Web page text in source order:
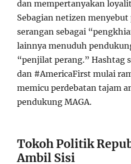
dan mempertanyakan
Sebagian netizen
serangan sebagai
lainnya menuduh
“penjilat perang.” Hashtag
dan #AmericaFirst mulai
memicu perdebatan tajam
pendukung MAGA.
Tokoh Politik
Ambil Sisi